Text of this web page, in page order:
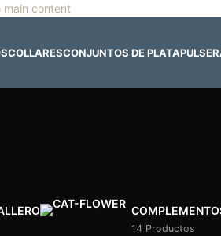
main content
COLLARESCONJUNTOS DE PLATA
14 Productos